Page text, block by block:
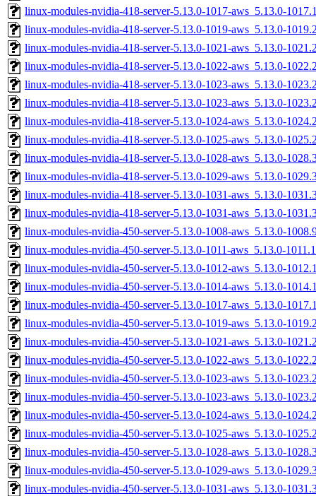
linux-modules-nvidia-418-server-5.13.0-1017-aws_5.13.0-
linux-modules-nvidia-418-server-5.13.0-1019-aws_5.13.0-
linux-modules-nvidia-418-server-5.13.0-1021-aws_5.13.0-
linux-modules-nvidia-418-server-5.13.0-1022-aws_5.13.0-
linux-modules-nvidia-418-server-5.13.0-1023-aws_5.13.0-
linux-modules-nvidia-418-server-5.13.0-1023-aws_5.13.0-
linux-modules-nvidia-418-server-5.13.0-1024-aws_5.13.0-
linux-modules-nvidia-418-server-5.13.0-1025-aws_5.13.0-
linux-modules-nvidia-418-server-5.13.0-1028-aws_5.13.0-
linux-modules-nvidia-418-server-5.13.0-1029-aws_5.13.0-
linux-modules-nvidia-418-server-5.13.0-1031-aws_5.13.0-
linux-modules-nvidia-418-server-5.13.0-1031-aws_5.13.0-
linux-modules-nvidia-450-server-5.13.0-1008-aws_5.13.0-
linux-modules-nvidia-450-server-5.13.0-1011-aws_5.13.0-
linux-modules-nvidia-450-server-5.13.0-1012-aws_5.13.0-
linux-modules-nvidia-450-server-5.13.0-1014-aws_5.13.0-
linux-modules-nvidia-450-server-5.13.0-1017-aws_5.13.0-
linux-modules-nvidia-450-server-5.13.0-1019-aws_5.13.0-
linux-modules-nvidia-450-server-5.13.0-1021-aws_5.13.0-
linux-modules-nvidia-450-server-5.13.0-1022-aws_5.13.0-
linux-modules-nvidia-450-server-5.13.0-1023-aws_5.13.0-
linux-modules-nvidia-450-server-5.13.0-1023-aws_5.13.0-
linux-modules-nvidia-450-server-5.13.0-1024-aws_5.13.0-
linux-modules-nvidia-450-server-5.13.0-1025-aws_5.13.0-
linux-modules-nvidia-450-server-5.13.0-1028-aws_5.13.0-
linux-modules-nvidia-450-server-5.13.0-1029-aws_5.13.0-
linux-modules-nvidia-450-server-5.13.0-1031-aws_5.13.0-